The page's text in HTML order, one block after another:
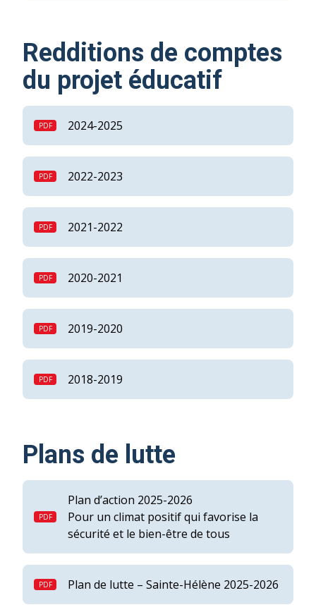
Redditions de comptes
du projet éducatif
2024-2025
2022-2023
2021-2022
2020-2021
2019-2020
2018-2019
Plans de lutte
Plan d’action 2025-2026
Pour un climat positif qui favorise la
sécurité et le bien-être de tous
Plan de lutte – Sainte-Hélène 2025-2026